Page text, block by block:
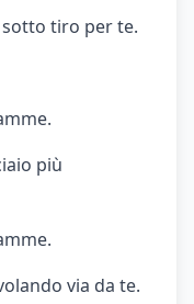
sotto tiro per te.
più
via da te.